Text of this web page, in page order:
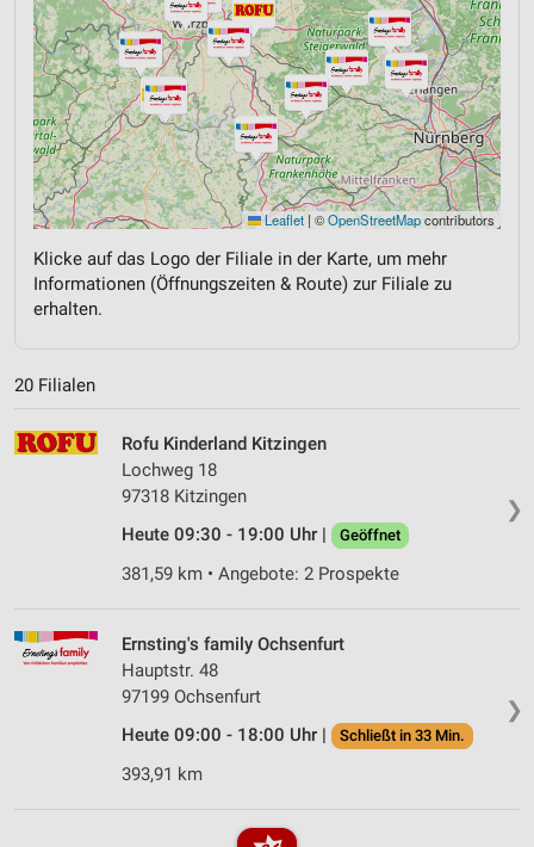
Leaflet | ©OpenStreetMapcontributors
Klicke auf das Logo der Filiale in der Karte, um mehr
Informationen (Öffnungszeiten & Route) zur Filiale zu
erhalten.
20 Filialen
❯
Rofu Kinderland Kitzingen
Lochweg 18
97318 Kitzingen
Heute 09:30 - 19:00 Uhr |
Geöffnet
381,59 km • Angebote: 2 Prospekte
❯
Ernsting's family Ochsenfurt
Hauptstr. 48
97199 Ochsenfurt
Heute 09:00 - 18:00 Uhr |
Schließt in 33 Min.
393,91 km